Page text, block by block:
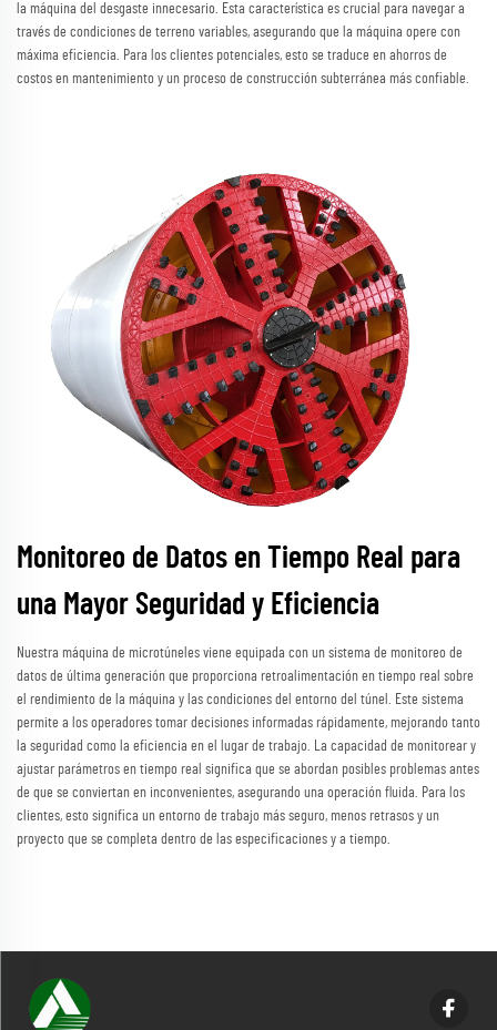
la máquina del desgaste innecesario. Esta característica es crucial para navegar a
través de condiciones de terreno variables, asegurando que la máquina opere con
máxima eficiencia. Para los clientes potenciales, esto se traduce en ahorros de
costos en mantenimiento y un proceso de construcción subterránea más confiable.
Monitoreo de Datos en Tiempo Real para
una Mayor Seguridad y Eficiencia
Nuestra máquina de microtúneles viene equipada con un sistema de monitoreo de
datos de última generación que proporciona retroalimentación en tiempo real sobre
el rendimiento de la máquina y las condiciones del entorno del túnel. Este sistema
permite a los operadores tomar decisiones informadas rápidamente, mejorando tanto
la seguridad como la eficiencia en el lugar de trabajo. La capacidad de monitorear y
ajustar parámetros en tiempo real significa que se abordan posibles problemas antes
de que se conviertan en inconvenientes, asegurando una operación fluida. Para los
clientes, esto significa un entorno de trabajo más seguro, menos retrasos y un
proyecto que se completa dentro de las especificaciones y a tiempo.